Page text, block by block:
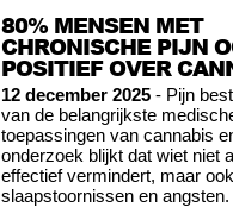
80% MENSEN MET
CHRONISCHE PIJN
POSITIEF OVER
12 december 2025 - Pijn
van de belangrijkste
toepassingen van cannabis
onderzoek blijkt dat wiet niet
effectief vermindert, maar ook
slaapstoornissen en angsten.